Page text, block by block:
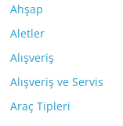
Ahşap
Aletler
Alışveriş
Alışveriş ve Servis
Araç Tipleri